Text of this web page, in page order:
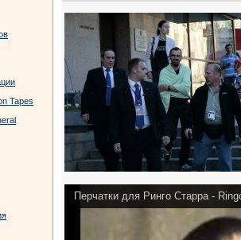
Tapes
Перчатки для Ринго Старра -